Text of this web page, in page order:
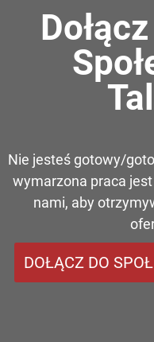
Nie jesteś gotowy/
wymarzona praca
nami, aby
DOŁĄCZ DO